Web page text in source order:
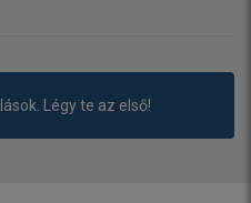
Légy te az első!